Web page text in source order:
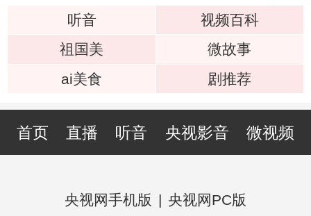
听音
视频百科
祖国美
微故事
ai美食
剧推荐
首页 直播 听音 央视影音 微视频
央视网手机版 | 央视网PC版